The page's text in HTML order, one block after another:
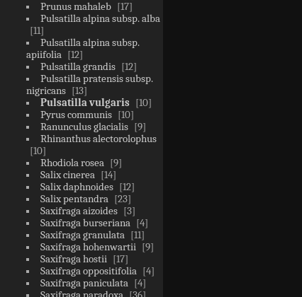
Prunus mahaleb
17
Pulsatilla alpina subsp. alba
11
Pulsatilla alpina subsp.
apiifolia
12
Pulsatilla grandis
12
Pulsatilla pratensis subsp.
nigricans
13
Pulsatilla vulgaris
10
Pyrus communis
10
Ranunculus glacialis
9
Rhinanthus alectorolophus
10
Rhodiola rosea
9
Salix cinerea
14
Salix daphnoides
12
Salix pentandra
23
Saxifraga aizoides
3
Saxifraga burseriana
4
Saxifraga granulata
11
Saxifraga hohenwartii
9
Saxifraga hostii
17
Saxifraga oppositifolia
4
Saxifraga paniculata
4